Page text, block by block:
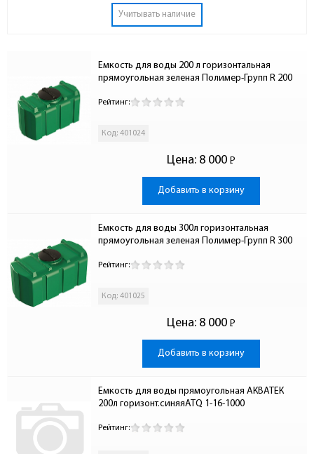
Учитывать наличие
Емкость для воды 200 л горизонтальная
прямоугольная зеленая Полимер-Групп R 200
Рейтинг:
Код: 401024
Цена: 8 000 Р
-
Добавить в корзину
Емкость для воды 300л горизонтальная
прямоугольная зеленая Полимер-Групп R 300
Рейтинг:
Код: 401025
Цена: 8 000 Р
-
Добавить в корзину
Емкость для воды прямоугольная АКВАТЕК
200л горизонт.синяяATQ 1-16-1000
Рейтинг: